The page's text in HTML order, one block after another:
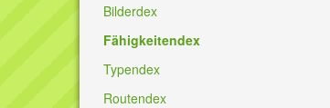
Bilderdex
Fähigkeitendex
Typendex
Routendex